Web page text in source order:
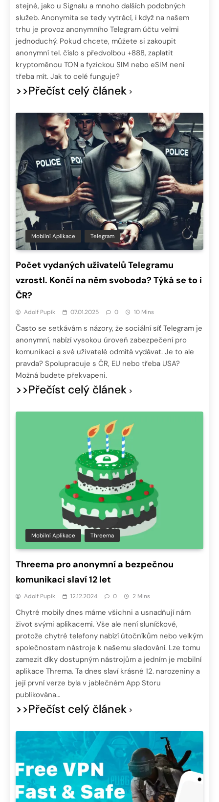
stejné, jako u Signalu a mnoho dalších podobných
služeb. Anonymita se tedy vytrácí, i když na našem
trhu je provoz anonymního Telegram účtu velmi
jednoduchý. Pokud chcete, můžete si zakoupit
anonymní tel. číslo s předvolbou +888, zaplatit
kryptoměnou TON a fyzickou SIM nebo eSIM není
třeba mít. Jak to celé funguje?
>>Přečíst celý článek
Mobilní Aplikace Telegram
Počet vydaných uživatelů Telegramu
vzrostl. Končí na něm svoboda? Týká se to i
ČR?
Adolf Pupík 07.01.2025 0 10 Mins
Často se setkávám s názory, že sociální síť Telegram je
anonymní, nabízí vysokou úroveň zabezpečení pro
komunikaci a své uživatelé odmítá vydávat. Je to ale
pravda? Spolupracuje s ČR, EU nebo třeba USA?
Možná budete překvapeni.
>>Přečíst celý článek
Mobilní Aplikace Threema
Threema pro anonymní a bezpečnou
komunikaci slaví 12 let
Adolf Pupík 12.12.2024 0 2 Mins
Chytré mobily dnes máme všichni a usnadňují nám
život svými aplikacemi. Vše ale není sluníčkové,
protože chytré telefony nabízí útočníkům nebo velkým
společnostem nástroje k našemu sledování. Lze tomu
zamezit díky dostupným nástrojům a jedním je mobilní
aplikace Threma. Ta dnes slaví krásné 12. narozeniny a
její první verze byla v jablečném App Storu
publikována…
>>Přečíst celý článek